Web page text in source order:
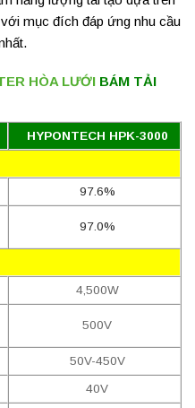
mục đích đáp ứng nhu cầu
HÒA LƯỚI BÁM TẢI
HYPONTECH HPK-3000
97.6%
97.0%
4,500W
500V
50V-450V
40V